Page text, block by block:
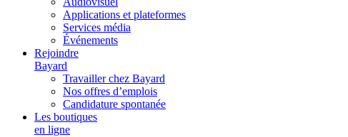
Applications et plateformes
Services média
Événements
Rejoindre
Bayard
Travailler chez Bayard
Nos offres d’emplois
Candidature spontanée
Les boutiques
en ligne